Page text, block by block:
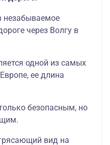
незабываемое
через Волгу в
одной из самых
ее длина
безопасным, но
вид на